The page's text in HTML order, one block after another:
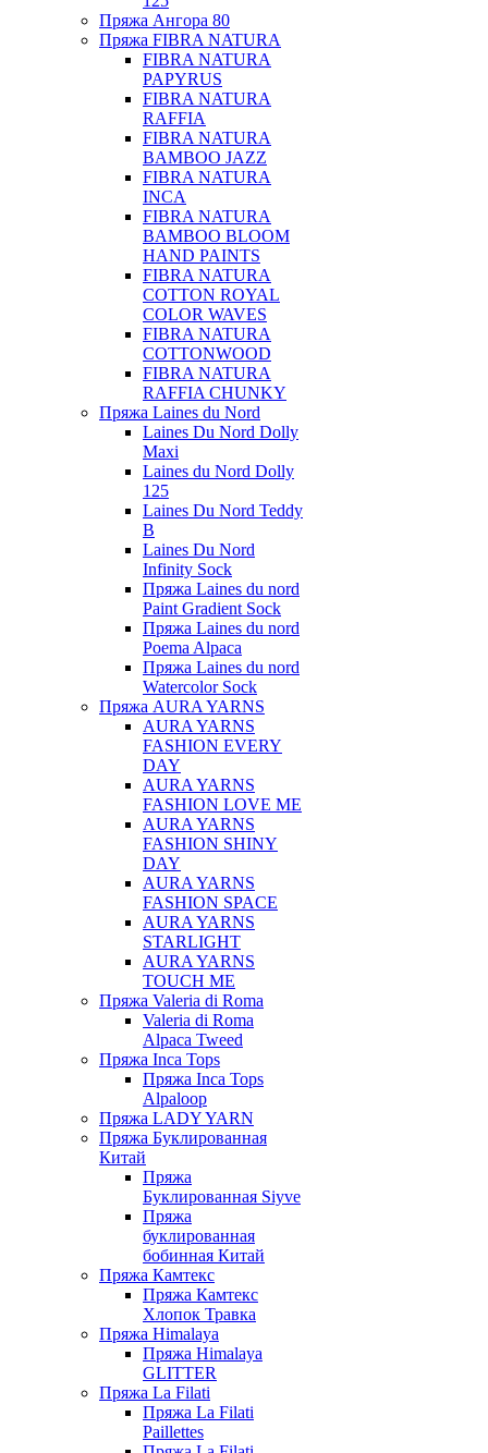
Пряжа Ангора 80
Пряжа FIBRA NATURA
FIBRA NATURA
PAPYRUS
FIBRA NATURA
RAFFIA
FIBRA NATURA
BAMBOO JAZZ
FIBRA NATURA
INCA
FIBRA NATURA
BAMBOO BLOOM
HAND PAINTS
FIBRA NATURA
COTTON ROYAL
COLOR WAVES
FIBRA NATURA
COTTONWOOD
FIBRA NATURA
RAFFIA CHUNKY
Пряжа Laines du Nord
Laines Du Nord Dolly
Maxi
Laines du Nord Dolly
125
Laines Du Nord Teddy
B
Laines Du Nord
Infinity Sock
Пряжа Laines du nord
Paint Gradient Sock
Пряжа Laines du nord
Poema Alpaca
Пряжа Laines du nord
Watercolor Sock
Пряжа AURA YARNS
AURA YARNS
FASHION EVERY
DAY
AURA YARNS
FASHION LOVE ME
AURA YARNS
FASHION SHINY
DAY
AURA YARNS
FASHION SPACE
AURA YARNS
STARLIGHT
AURA YARNS
TOUCH ME
Пряжа Valeria di Roma
Valeria di Roma
Alpaca Tweed
Пряжа Inca Tops
Пряжа Inca Tops
Alpaloop
Пряжа LADY YARN
Пряжа Буклированная
Китай
Пряжа
Буклированная Siyve
Пряжа
буклированная
бобинная Китай
Пряжа Камтекс
Пряжа Камтекс
Хлопок Травка
Пряжа Himalaya
Пряжа Himalaya
GLITTER
Пряжа La Filati
Пряжа La Filati
Paillettes